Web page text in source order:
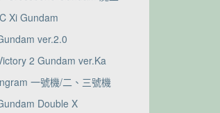
Xi Gundam
ver.2.0
2 Gundam ver.Ka
一號機/二、三號機
Double X